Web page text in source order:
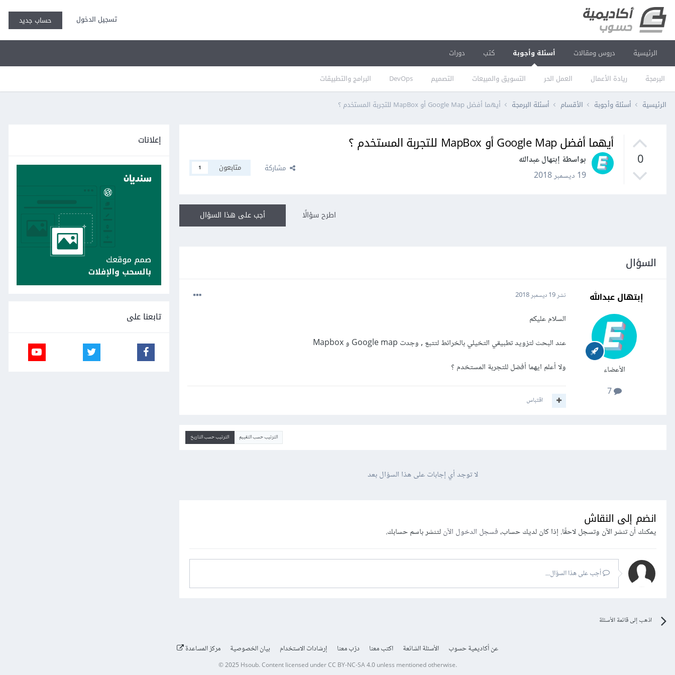
تسجيل الدخول حساب جديد
الرئيسية دروس ومقالات أسئلة وأجوبة
البرمجة ريادة الأعمال العمل الحر التسويق والمبيعات التصميم DevOps البرامج والتطبيقات
كتب دورات
الرئيسية أسئلة وأجوبة الأقسام أسئلة البرمجة أيهما أفضل Google Map أو MapBox للتجربة المستخدم ؟
0
أيهما أفضل Google Map أو MapBox للتجربة المستخدم ؟
بواسطة إبتهال عبدالله
19 ديسمبر 2018
مشاركة متابعون 1
أجب على هذا السؤال اطرح سؤالًا
السؤال
إبتهال عبدالله
الأعضاء
7
نشر19 ديسمبر 2018
السلام عليكم
عند البحث لتزويد تطبيقي التخيلي بالخرائط لتتبع , وجدت Google map و Mapbox
ولا أعلم ايهما أفضل للتجربة المستخدم ؟
اقتباس
الترتيب حسب التقييم الترتيب حسب التاريخ
لا توجد أي إجابات على هذا السؤال بعد
انضم إلى النقاش
يمكنك أن تنشر الآن وتسجل لاحقًا. إذا كان لديك حساب،فسجل الدخول الآنلتنشر باسم حسابك.
أجب على هذا السؤال...
اذهب إلى قائمة الأسئلة
إعلانات
تابعنا على
عن أكاديمية حسوب الأسئلة الشائعة اكتب معنا درّب معنا إرشادات الاستخدام بيان الخصوصية مركز المساعدة
© 2025 Hsoub.Content licensed underCC BY-NC-SA 4.0unless mentioned otherwise.